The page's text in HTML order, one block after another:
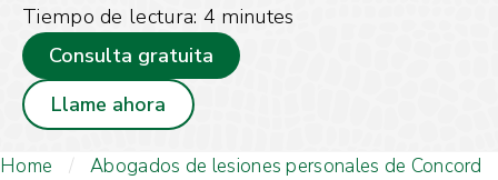
Tiempo de lectura: 4 minutes
Consulta gratuita
Llame ahora
Home /
Abogados de lesiones personales de Concord